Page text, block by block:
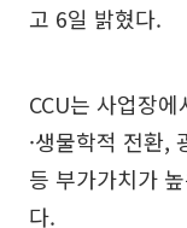
고 6일 밝혔다.
CCU는 사업장
·생물학적 전환,
등 부가가치가
다.